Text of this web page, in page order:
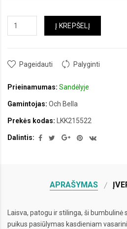
Į KREPŠELĮ
Pageidauti Palyginti
Prieinamumas: Sandėlyje
Gamintojas: Och Bella
Prekės kodas: LKK215522
Dalintis:
APRAŠYMAS
Laisva, patogu ir stilinga, ši bumbulinė
puikus pasiūlymas kasdieniam